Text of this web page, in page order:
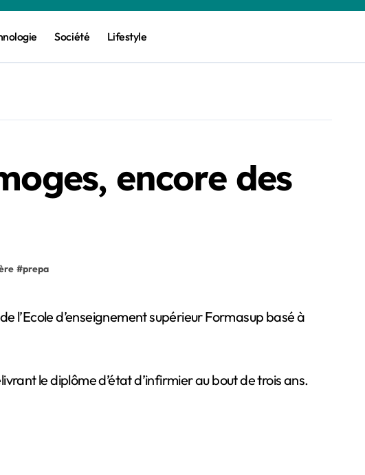
Société Lifestyle
encore des
#prepa
le diplôme d’état d’infirmier au bout de trois ans.